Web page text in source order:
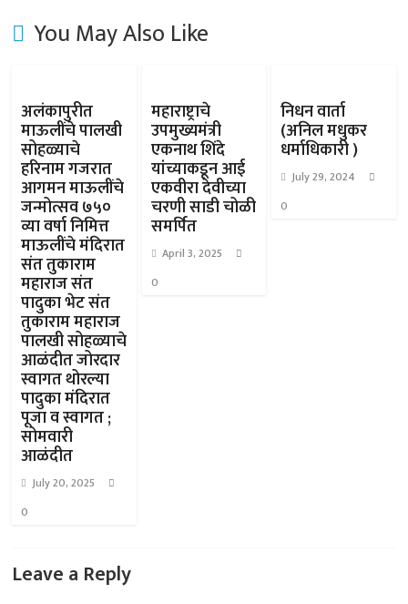
You May Also Like
अलंकापुरीत
माऊलींचे पालखी
सोहळ्याचे
हरिनाम गजरात
आगमन माऊलींचे
जन्मोत्सव ७५०
व्या वर्षा निमित्त
माऊलींचे मंदिरात
संत तुकाराम
महाराज संत
पादुका भेट संत
तुकाराम महाराज
पालखी सोहळ्याचे
आळंदीत जोरदार
स्वागत थोरल्या
पादुका मंदिरात
पूजा व स्वागत ;
सोमवारी
आळंदीत
July 20, 2025
0
महाराष्ट्राचे
उपमुख्यमंत्री
एकनाथ शिंदे
यांच्याकडून आई
एकवीरा देवीच्या
चरणी साडी चोळी
समर्पित
April 3, 2025
0
निधन वार्ता
(अनिल मधुकर
धर्माधिकारी )
July 29, 2024
0
Leave a Reply